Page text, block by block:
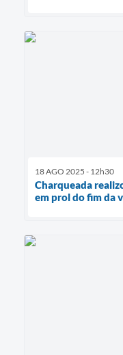
18 AGO 2025 - 12h30
Charqueada
em prol do fim da